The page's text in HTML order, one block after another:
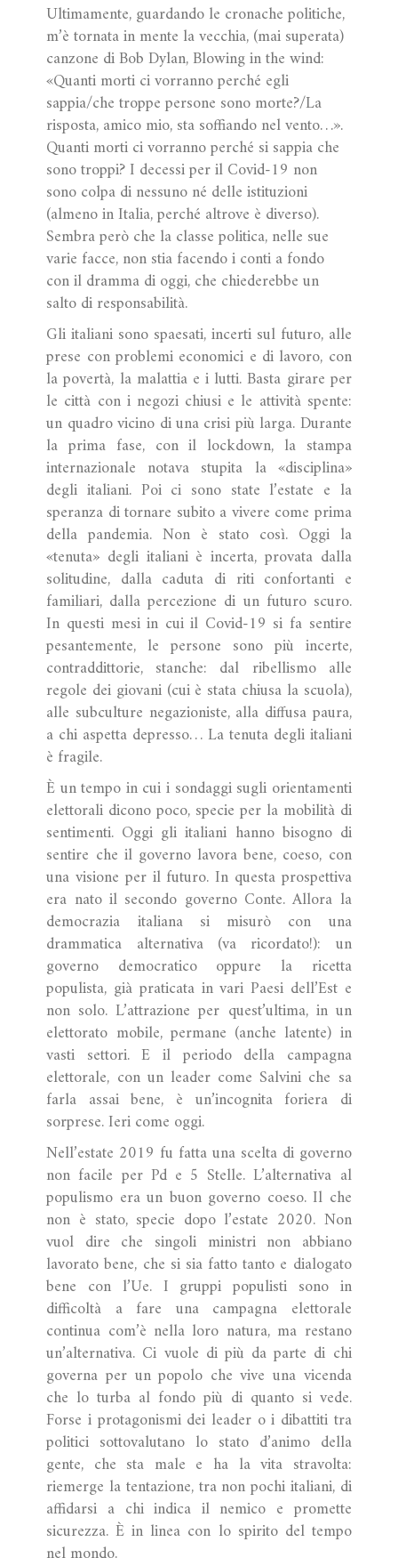
Ultimamente, guardando le cronache politiche,
m’è tornata in mente la vecchia, (mai superata)
canzone di Bob Dylan, Blowing in the wind:
«Quanti morti ci vorranno perché egli
sappia/che troppe persone sono morte?/La
risposta, amico mio, sta soffiando nel vento…».
Quanti morti ci vorranno perché si sappia che
sono troppi? I decessi per il Covid-19 non
sono colpa di nessuno né delle istituzioni
(almeno in Italia, perché altrove è diverso).
Sembra però che la classe politica, nelle sue
varie facce, non stia facendo i conti a fondo
con il dramma di oggi, che chiederebbe un
salto di responsabilità.
Gli italiani sono spaesati, incerti sul futuro, alle
prese con problemi economici e di lavoro, con
la povertà, la malattia e i lutti. Basta girare per
le città con i negozi chiusi e le attività spente:
un quadro vicino di una crisi più larga. Durante
la prima fase, con il lockdown, la stampa
internazionale notava stupita la «disciplina»
degli italiani. Poi ci sono state l’estate e la
speranza di tornare subito a vivere come prima
della pandemia. Non è stato così. Oggi la
«tenuta» degli italiani è incerta, provata dalla
solitudine, dalla caduta di riti confortanti e
familiari, dalla percezione di un futuro scuro.
In questi mesi in cui il Covid-19 si fa sentire
pesantemente, le persone sono più incerte,
contraddittorie, stanche: dal ribellismo alle
regole dei giovani (cui è stata chiusa la scuola),
alle subculture negazioniste, alla diffusa paura,
a chi aspetta depresso… La tenuta degli italiani
è fragile.
È un tempo in cui i sondaggi sugli orientamenti
elettorali dicono poco, specie per la mobilità di
sentimenti. Oggi gli italiani hanno bisogno di
sentire che il governo lavora bene, coeso, con
una visione per il futuro. In questa prospettiva
era nato il secondo governo Conte. Allora la
democrazia italiana si misurò con una
drammatica alternativa (va ricordato!): un
governo democratico oppure la ricetta
populista, già praticata in vari Paesi dell’Est e
non solo. L’attrazione per quest’ultima, in un
elettorato mobile, permane (anche latente) in
vasti settori. E il periodo della campagna
elettorale, con un leader come Salvini che sa
farla assai bene, è un’incognita foriera di
sorprese. Ieri come oggi.
Nell’estate 2019 fu fatta una scelta di governo
non facile per Pd e 5 Stelle. L’alternativa al
populismo era un buon governo coeso. Il che
non è stato, specie dopo l’estate 2020. Non
vuol dire che singoli ministri non abbiano
lavorato bene, che si sia fatto tanto e dialogato
bene con l’Ue. I gruppi populisti sono in
difficoltà a fare una campagna elettorale
continua com’è nella loro natura, ma restano
un’alternativa. Ci vuole di più da parte di chi
governa per un popolo che vive una vicenda
che lo turba al fondo più di quanto si vede.
Forse i protagonismi dei leader o i dibattiti tra
politici sottovalutano lo stato d’animo della
gente, che sta male e ha la vita stravolta:
riemerge la tentazione, tra non pochi italiani, di
affidarsi a chi indica il nemico e promette
sicurezza. È in linea con lo spirito del tempo